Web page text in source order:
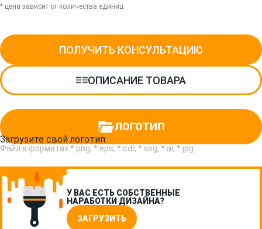
* цена зависит от количества единиц
ПОЛУЧИТЬ КОНСУЛЬТАЦИЮ
ОПИСАНИЕ ТОВАРА
ЛОГОТИП
Загрузите свой логотип
Файл в форматах *.png, *.eps, *.cdr, *.svg, *.ai, *.jpg
У ВАС ЕСТЬ СОБСТВЕННЫЕ
НАРАБОТКИ ДИЗАЙНА?
ЗАГРУЗИТЬ